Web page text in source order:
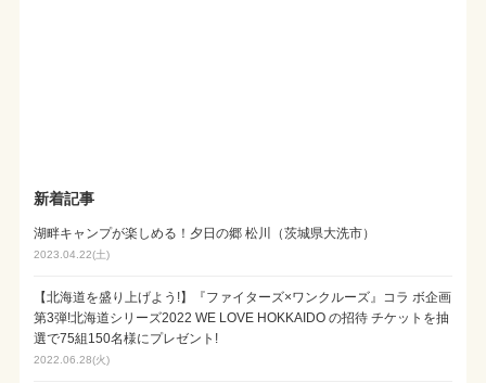
新着記事
湖畔キャンプが楽しめる！夕日の郷 松川（茨城県大洗市）
2023.04.22(土)
【北海道を盛り上げよう!】『ファイターズ×ワンクルーズ』コラ ボ企画
第3弾!北海道シリーズ2022 WE LOVE HOKKAIDO の招待 チケットを抽
選で75組150名様にプレゼント!
2022.06.28(火)